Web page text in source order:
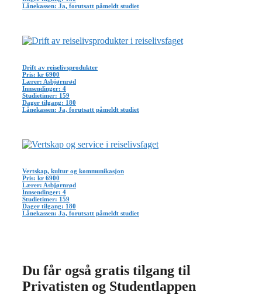
Lånekassen: Ja, forutsatt påmeldt studiet
Drift av reiselivsprodukter
Pris: kr 6900
Lærer: Asbjørnrød
Innsendinger: 4
Studietimer: 159
Dager tilgang: 180
Lånekassen: Ja, forutsatt påmeldt studiet
Vertskap, kultur og kommunikasjon
Pris: kr 6900
Lærer: Asbjørnrød
Innsendinger: 4
Studietimer: 159
Dager tilgang: 180
Lånekassen: Ja, forutsatt påmeldt studiet
Du får også gratis tilgang til
Privatisten og Studentlappen